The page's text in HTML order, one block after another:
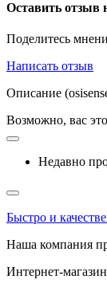
Оставить отзыв
Поделитесь
Написать отзыв
Описание
Возможно, вас
Недавно
Быстро и
Наша компания
Интернет-магазин